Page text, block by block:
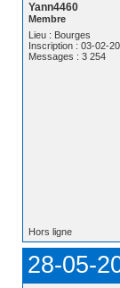
Yann4460
Membre
Lieu : Bourges
Inscription : 03-02-
Messages : 3 254
Hors ligne
28-05-